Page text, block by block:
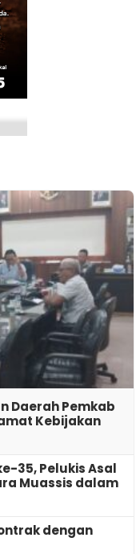
Daerah Pemkab
Kebijakan
35, Pelukis Asal
Muassis dalam
dengan